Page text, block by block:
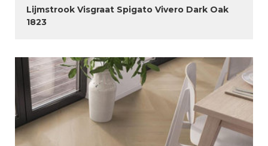
Lijmstrook Visgraat Spigato Vivero Dark Oak
1823